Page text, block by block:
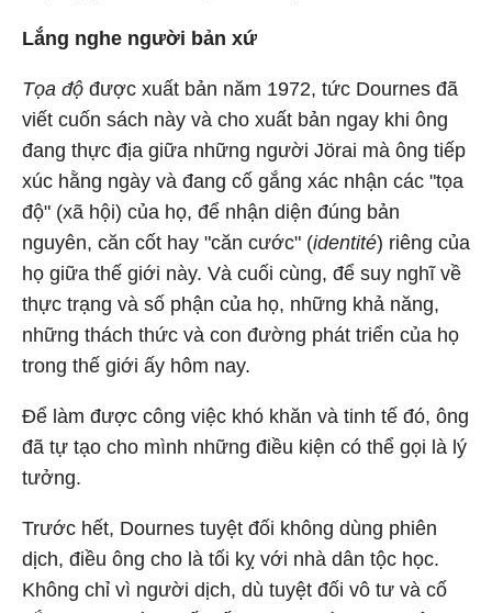
Lắng nghe người bản xứ
Tọa độ được xuất bản năm 1972, tức Dournes đã
viết cuốn sách này và cho xuất bản ngay khi ông
đang thực địa giữa những người Jörai mà ông tiếp
xúc hằng ngày và đang cố gắng xác nhận các "tọa
độ" (xã hội) của họ, để nhận diện đúng bản
nguyên, căn cốt hay "căn cước" (identité) riêng của
họ giữa thế giới này. Và cuối cùng, để suy nghĩ về
thực trạng và số phận của họ, những khả năng,
những thách thức và con đường phát triển của họ
trong thế giới ấy hôm nay.
Để làm được công việc khó khăn và tinh tế đó, ông
đã tự tạo cho mình những điều kiện có thể gọi là lý
tưởng.
Trước hết, Dournes tuyệt đối không dùng phiên
dịch, điều ông cho là tối kỵ với nhà dân tộc học.
Không chỉ vì người dịch, dù tuyệt đối vô tư và cố